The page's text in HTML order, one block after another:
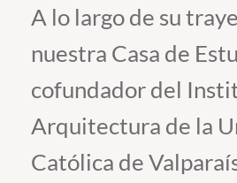
Vinculación con el Medio
Admisión
A lo largo de su
nuestra Casa de
cofundador del
Arquitectura de la
Católica de